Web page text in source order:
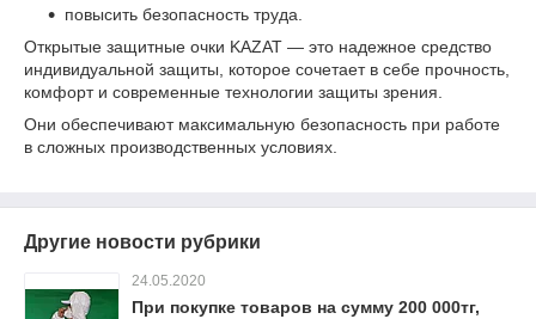
повысить безопасность труда.
Открытые защитные очки KAZAT — это надежное средство
индивидуальной защиты, которое сочетает в себе прочность,
комфорт и современные технологии защиты зрения.
Они обеспечивают максимальную безопасность при работе
в сложных производственных условиях.
Другие новости рубрики
24.05.2020
При покупке товаров на сумму 200 000тг,